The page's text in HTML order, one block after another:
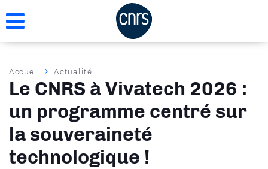
au
Fil
d'Ariane
Accueil Actualité
Le CNRS à Vivatech 2026 :
un programme centré sur
la souveraineté
technologique !